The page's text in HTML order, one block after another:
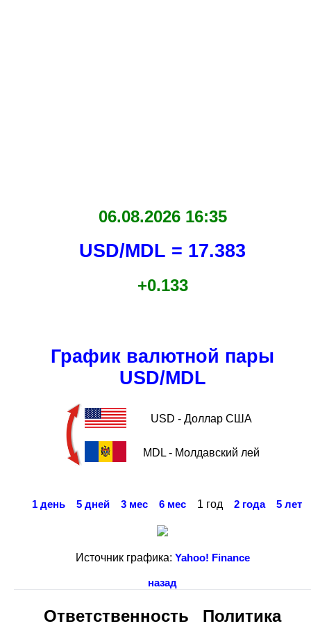
06.08.2026 16:35
USD/MDL = 17.383
+0.133
График валютной пары
USD/MDL
USD - Доллар США
MDL - Молдавский лей
1 день 5 дней 3 мес 6 мес 1 год 2 года 5 лет
Источник графика: Yahoo! Finance
назад
Ответственность Политика